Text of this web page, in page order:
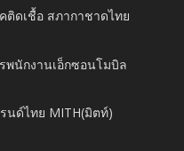
ติดเชื้อ สภากาชาดไทย
พนักงานเอ็กซอนโมบิล
นด์ไทย MITH(มิตท์)